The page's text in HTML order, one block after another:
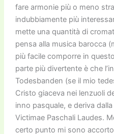
fare armonie più o meno
indubbiamente più
mette una quantità di
pensa alla musica barocca
più facile comporre in
parte più divertente è che
Todesbanden (se il mio
Cristo giaceva nei lenzuoli
inno pasquale, e deriva
Victimae Paschali Laudes.
certo punto mi sono